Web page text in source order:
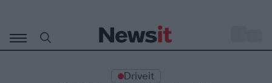
περιεχόμενο
Driveit